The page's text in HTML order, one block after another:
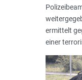
ermittelt
einer